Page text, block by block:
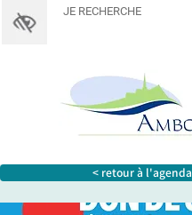
< retour à l'agenda